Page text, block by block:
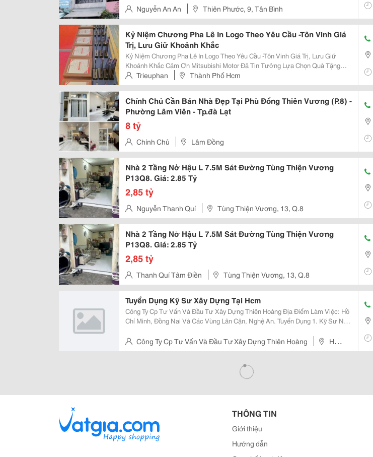
Nguyễn An An Thiên Phước, 9, Tân Bình
Kỷ Niệm Chương Pha Lê In Logo Theo Yêu Cầu -Tôn Vinh Giá
Trị, Lưu Giữ Khoảnh Khắc
Kỷ Niệm Chương Pha Lê In Logo Theo Yêu Cầu -Tôn Vinh Giá Trị, Lưu Giữ
Khoảnh Khắc Cảm Ơn Mitsubishi Motor Đã Tin Tưởng Lựa Chọn Quà Tặng
Thiên Thần Là Đơn Vị Sản Xuất Kỷ Niệm Chương Pha Lê Và Biểu Trưng Gỗ In,
Khắc Logo Theo Yêu Cầu . Bên Mình...
Trieuphan Thành Phố Hcm
Chính Chủ Cần Bán Nhà Đẹp Tại Phù Đổng Thiên Vương (P.8) -
Phường Lâm Viên - Tp.đà Lạt
8 tỷ
Chính Chủ Lâm Đồng
Nhà 2 Tầng Nở Hậu L 7.5M Sát Đường Tùng Thiện Vương
P13Q8. Giá: 2.85 Tỷ
2,85 tỷ
Nguyễn Thanh Quí Tùng Thiện Vương, 13, Q.8
Nhà 2 Tầng Nở Hậu L 7.5M Sát Đường Tùng Thiện Vương
P13Q8. Giá: 2.85 Tỷ
2,85 tỷ
Thanh Quí Tâm Điền Tùng Thiện Vương, 13, Q.8
Tuyển Dụng Kỹ Sư Xây Dựng Tại Hcm
Công Ty Cp Tư Vấn Và Đầu Tư Xây Dựng Thiên Hoàng Địa Điểm Làm Việc: Hồ
Chí Minh, Đồng Nai Và Các Vùng Lân Cận, Nghệ An. Tuyển Dụng 1. Kỹ Sư Nội
Trình Giao Thông, Cầu...
Công Ty Cp Tư Vấn Và Đầu Tư Xây Dựng Thiên Hoàng
Hồ
Chí Minh
THÔNG TIN
Giới thiệu
Hướng dẫn